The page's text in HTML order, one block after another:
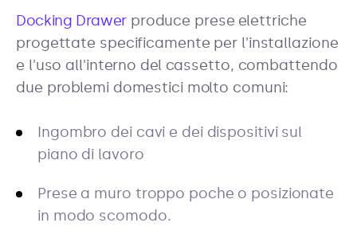
Docking Drawerproduce prese elettriche
progettate specificamente per l'installazione
e l'uso all'interno del cassetto, combattendo
due problemi domestici molto comuni:
Ingombro dei cavi e dei dispositivi sul
piano di lavoro
Prese a muro troppo poche o posizionate
in modo scomodo.